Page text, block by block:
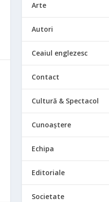
Arte
Autori
Ceaiul englezesc
Contact
Cultură & Spectacol
Cunoaștere
Echipa
Editoriale
Societate